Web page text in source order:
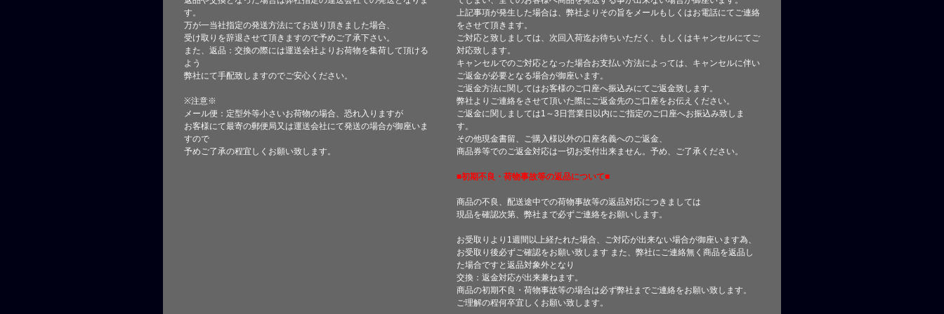
す。
万が一当社指定の発送方法にてお送り頂きました場合、
受け取りを辞退させて頂きますので予めご了承下さい。
また、返品：交換の際には運送会社よりお荷物を集荷して頂ける
よう
弊社にて手配致しますのでご安心ください。
※注意※
メール便：定型外等小さいお荷物の場合、恐れ入りますが
お客様にて最寄の郵便局又は運送会社にて発送の場合が御座いま
すので
予めご了承の程宜しくお願い致します。
上記事項が発生した場合は、弊社よりその旨をメールもしくはお電話にてご連絡
をさせて頂きます。
ご対応と致しましては、次回入荷迄お待ちいただく、もしくはキャンセルにてご
対応致します。
キャンセルでのご対応となった場合お支払い方法によっては、キャンセルに伴い
ご返金が必要となる場合が御座います。
ご返金方法に関してはお客様のご口座へ振込みにてご返金致します。
弊社よりご連絡をさせて頂いた際にご返金先のご口座をお伝えください。
ご返金に関しましては1～3日営業日以内にご指定のご口座へお振込み致しま
す。
その他現金書留、ご購入様以外の口座名義へのご返金、
商品券等でのご返金対応は一切お受付出来ません。予め、ご了承ください。
■初期不良・荷物事故等の返品について■
商品の不良、配送途中での荷物事故等の返品対応につきましては
現品を確認次第、弊社まで必ずご連絡をお願いします。
お受取りより1週間以上経たれた場合、ご対応が出来ない場合が御座います為、
お受取り後必ずご確認をお願い致します また、弊社にご連絡無く商品を返品し
た場合ですと返品対象外となり
交換：返金対応が出来兼ねます。
商品の初期不良・荷物事故等の場合は必ず弊社までご連絡をお願い致します。
ご理解の程何卒宜しくお願い致します。